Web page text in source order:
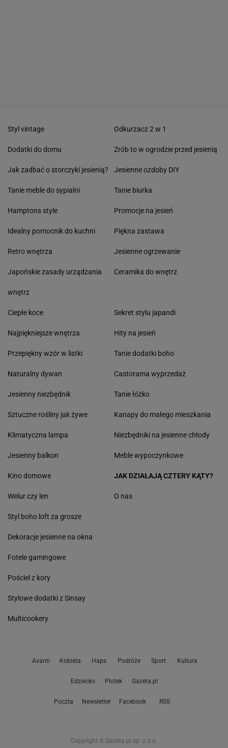
Styl vintage
Dodatki do domu
Jak zadbać o storczyki jesienią?
Tanie meble do sypialni
Hamptons style
Idealny pomocnik do kuchni
Retro wnętrza
Japońskie zasady urządzania
wnętrz
Odkurzacz 2 w 1
Zrób to w ogrodzie przed jesienią
Jesienne ozdoby DIY
Tanie biurka
Promocje na jesień
Piękna zastawa
Jesienne ogrzewanie
Ceramika do wnętrz
Ciepłe koce
Najpiękniejsze wnętrza
Przepiękny wzór w listki
Naturalny dywan
Jesienny niezbędnik
Sztuczne rośliny jak żywe
Klimatyczna lampa
Jesienny balkon
Sekret stylu japandi
Hity na jesień
Tanie dodatki boho
Castorama wyprzedaż
Tanie łóżko
Kanapy do małego mieszkania
Niezbędniki na jesienne chłody
Meble wypoczynkowe
Kino domowe
Welur czy len
Styl boho loft za grosze
Dekoracje jesienne na okna
Fotele gamingowe
Pościel z kory
Stylowe dodatki z Sinsay
Multicookery
JAK DZIAŁAJĄ CZTERY KĄTY?
O nas
Avanti Kobieta Haps Podróże Sport Kultura
Edziecko Plotek Gazeta.pl
Poczta Newsletter Facebook RSS
Copyright © Gazeta.pl sp. z o.o.